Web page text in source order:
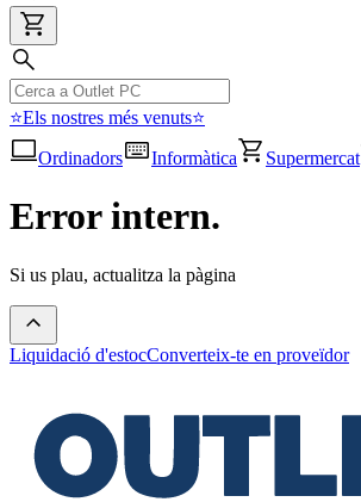
⭐Els nostres més venuts⭐
Ordinadors
Informàtica Supermercat
Error intern.
Si us plau, actualitza la pàgina
Liquidació d'estocConverteix-te en proveïdor